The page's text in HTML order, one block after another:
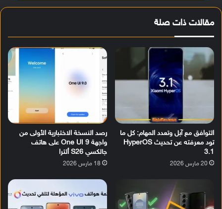
مقالات ذات صلة
التوافق مع آبل وتعدد المهام: كل ما
تود معرفته عن تحديث HyperOS
3.1
20 مارس 2026
رصد النسخة الاختبارية الأولى من
واجهة One UI 9 على هاتف
جالكسي S26 ألترا
18 مارس 2026